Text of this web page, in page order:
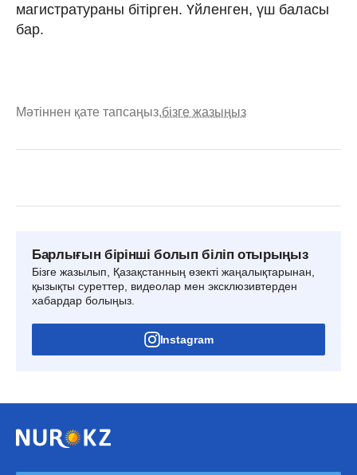
магистратураны бітірген. Үйленген, үш баласы
бар.
Мәтіннен қате тапсаңыз,бізге жазыңыз
Барлығын бірінші болып біліп отырыңыз
Бізге жазылып, Қазақстанның өзекті жаңалықтарынан,
қызықты суреттер, видеолар мен эксклюзивтерден
хабардар болыңыз.
Instagram